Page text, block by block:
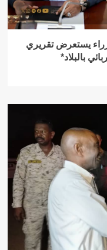
يستعرض تقريري
بالبلاد*